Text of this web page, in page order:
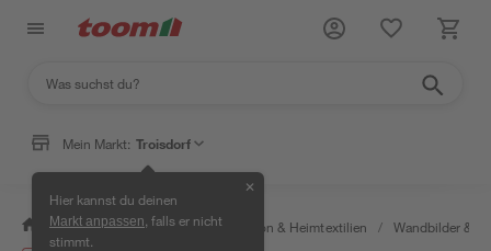
Mein Markt: Troisdorf
Hier kannst du deinen
Markt anpassen , falls er nicht
stimmt.
✕
/ Wohnen & Haushalt / Dekoration & Heimtextilien / Wandbilder &